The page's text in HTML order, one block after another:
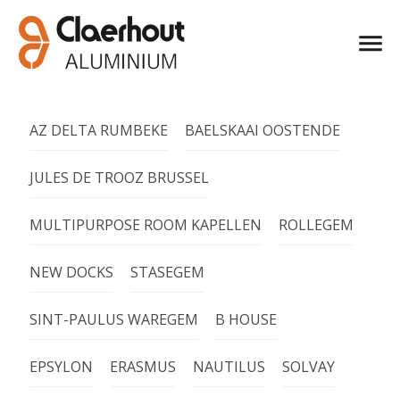
AZ DELTA RUMBEKE BAELSKAAI OOSTENDE
JULES DE TROOZ BRUSSEL
MULTIPURPOSE ROOM KAPELLEN ROLLEGEM
NEW DOCKS STASEGEM
SINT-PAULUS WAREGEM B HOUSE
EPSYLON ERASMUS NAUTILUS SOLVAY